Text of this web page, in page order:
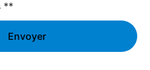
**
Envoyer